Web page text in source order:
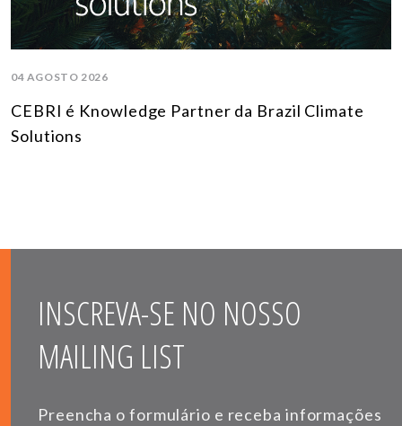
04 AGOSTO 2026
CEBRI é Knowledge Partner da Brazil Climate
Solutions
INSCREVA-SE NO NOSSO
MAILING LIST
Preencha o formulário e receba informações